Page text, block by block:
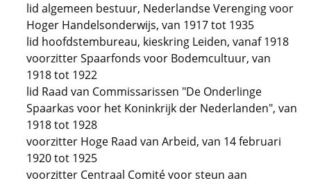
lid algemeen bestuur, Nederlandse Verenging voor
Hoger Handelsonderwijs, van 1917 tot 1935
lid hoofdstembureau, kieskring Leiden, vanaf 1918
voorzitter Spaarfonds voor Bodemcultuur, van
1918 tot 1922
lid Raad van Commissarissen "De Onderlinge
Spaarkas voor het Koninkrijk der Nederlanden", van
1918 tot 1928
voorzitter Hoge Raad van Arbeid, van 14 februari
1920 tot 1925
voorzitter Centraal Comité voor steun aan